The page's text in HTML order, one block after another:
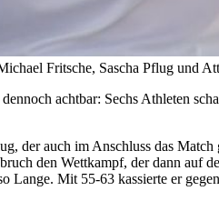
Fritsche, Sascha Pflug und
achtbar: Sechs Athleten
der auch im Anschluss das
den Wettkampf, der dann auf
Mit 55-63 kassierte er